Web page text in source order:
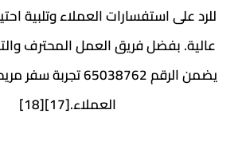
للرد على استفسارات العملاء وتلبية
عالية. بفضل فريق العمل المحترف
يضمن الرقم 65038762
العملاء.[17][18]